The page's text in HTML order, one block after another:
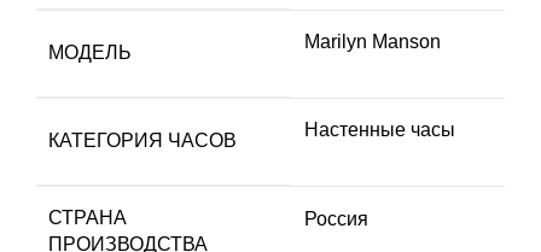
МОДЕЛЬ
Marilyn Manson
КАТЕГОРИЯ ЧАСОВ
Настенные часы
СТРАНА
ПРОИЗВОДСТВА
Россия